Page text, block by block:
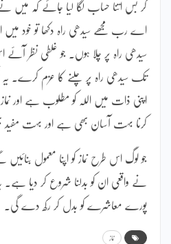
کر بس اتنا حساب لگا لیا جائے کہ میں نے
اے رب مجھے سیدھی راہ دکھا تو خود
سیدھی راہ پر چلا ہوں۔ جو غلطی نظر آئے
تک سیدھی راہ پر چلنے کا عزم کرے۔
اپنی ذات میں اللہ کو مطلوب ہے اور نماز
کرنا بہت آسان بھی ہے اور بہت مفید
جو لوگ اس طرح نماز کو اپنا معمول
نے واقعی ان کو بدلنا شروع کر دیا ہے۔
پورے معاشرے کو بدل کر رکھ دے گی۔
نماز